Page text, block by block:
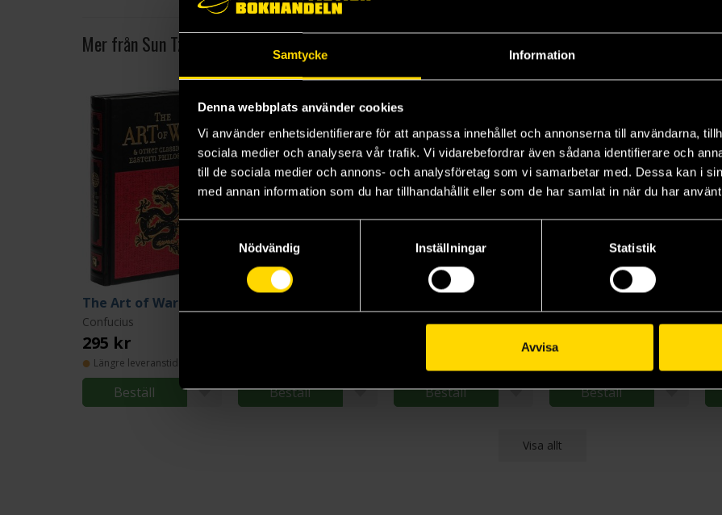
Samtycke Information
Denna webbplats använder cookies
Vi använder enhetsidentifierare för att anpassa innehållet och annonserna till användarna,
sociala medier och analysera vår trafik. Vi vidarebefordrar även sådana identifierare och
till de sociala medier och annons- och analysföretag som vi samarbetar med. Dessa kan i
med annan information som du har tillhandahållit eller som de har samlat in när du har
Samtyckesval
Nödvändig
Inställningar Statistik
Avvisa
Mer från Sun Tzu
Confucius
295 kr
Längre leveranstid
Beställ Beställ
James Trapp
Beställ
Trevor Naylor
199 kr
Beställ
Visa allt